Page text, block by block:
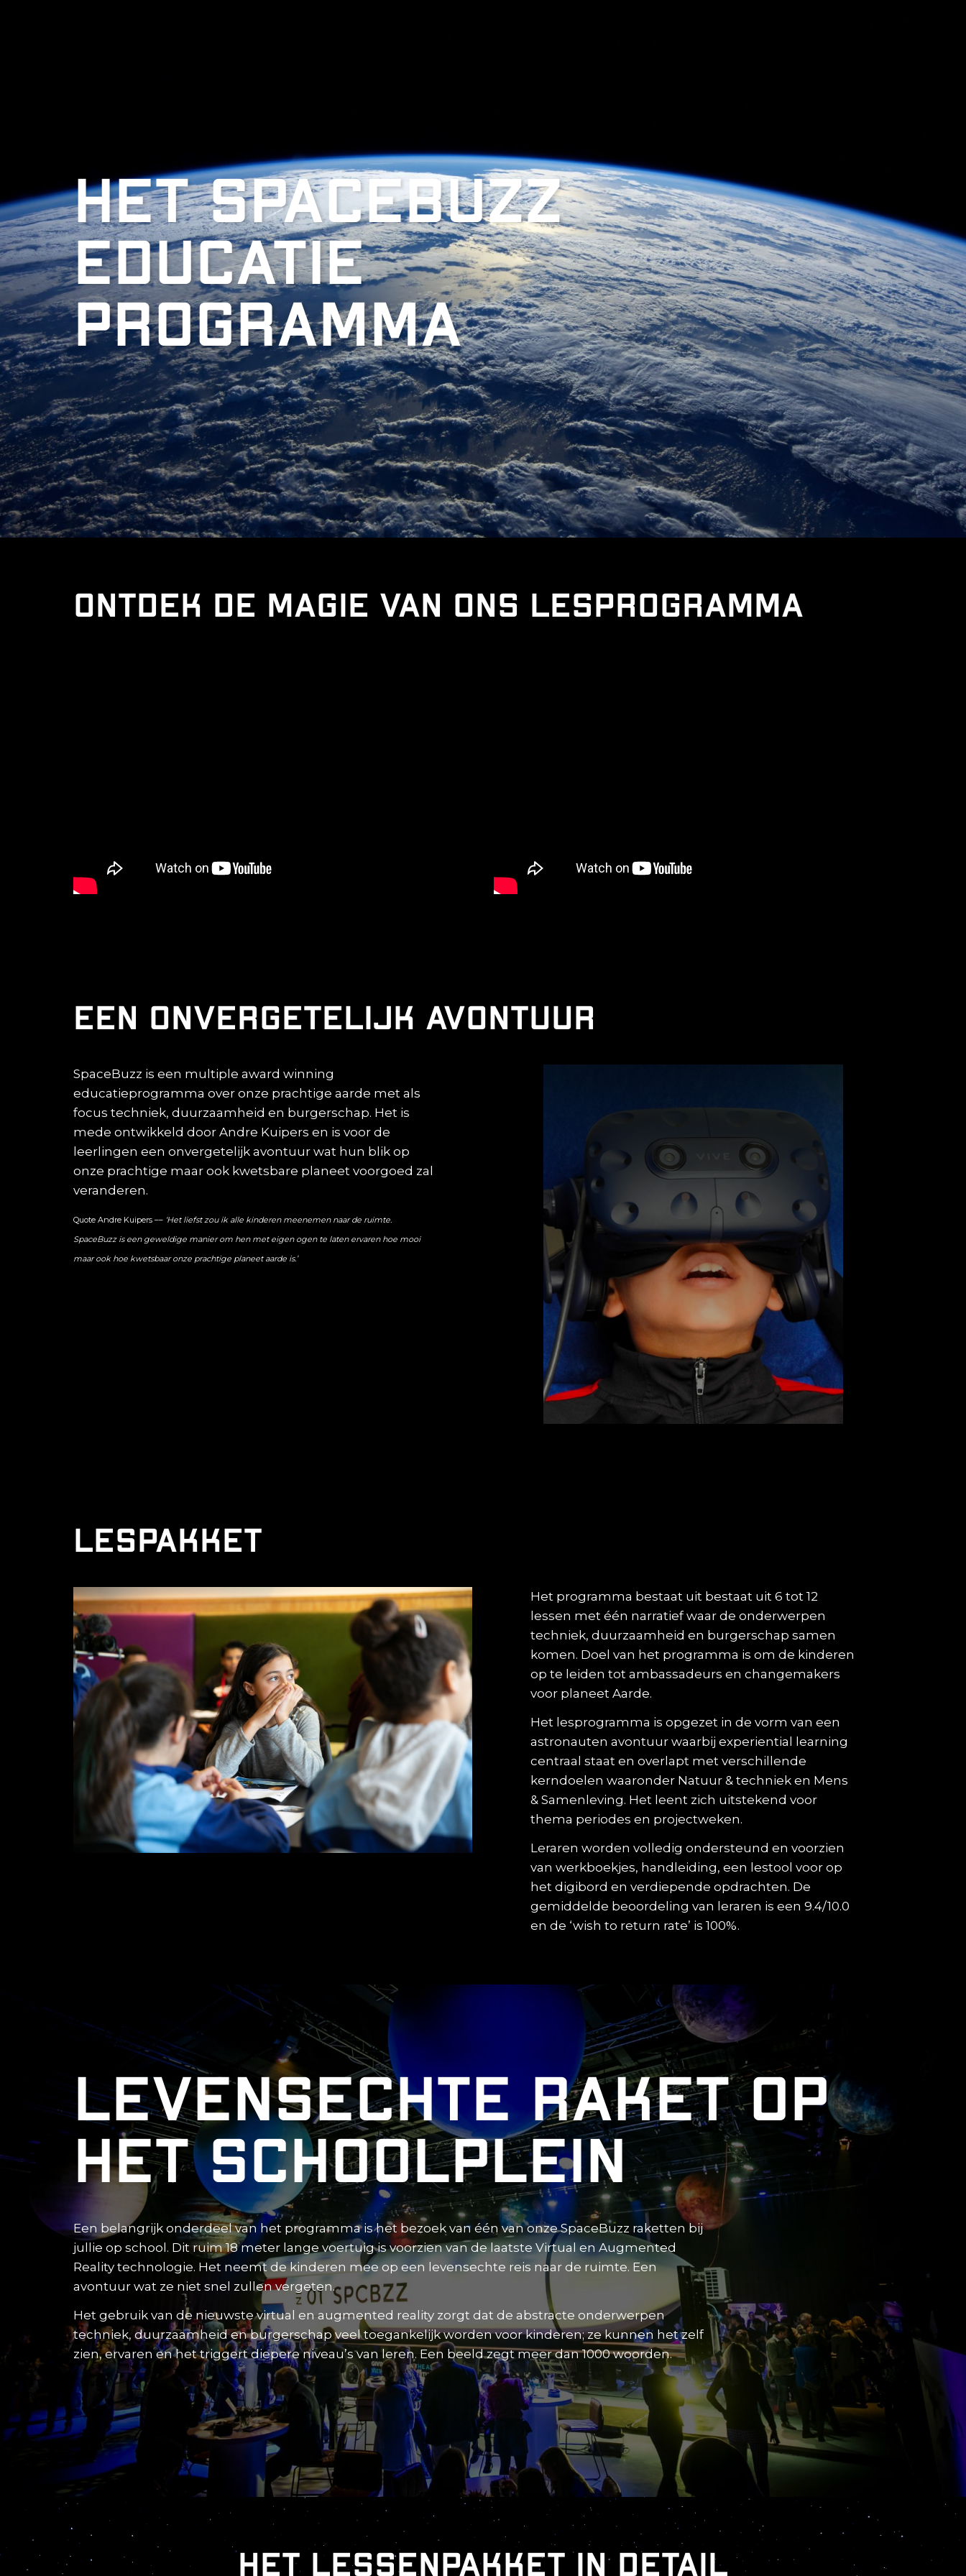
Het Spacebuzz
Educatie
programma
Ontdek de magie van ons lesprogramma
Een onvergetelijk avontuur
SpaceBuzz is een multiple award winning
educatieprogramma over onze prachtige aarde met als
focus techniek, duurzaamheid en burgerschap. Het is
mede ontwikkeld door Andre Kuipers en is voor de
leerlingen een onvergetelijk avontuur wat hun blik op
onze prachtige maar ook kwetsbare planeet voorgoed zal
veranderen.
Quote Andre Kuipers –– ‘Het liefst zou ik alle kinderen meenemen naar de ruimte.
SpaceBuzz is een geweldige manier om hen met eigen ogen te laten ervaren hoe mooi
maar ook hoe kwetsbaar onze prachtige planeet aarde is.’
Lespakket
Het programma bestaat uit bestaat uit 6 tot 12
lessen met één narratief waar de onderwerpen
techniek, duurzaamheid en burgerschap samen
komen. Doel van het programma is om de kinderen
op te leiden tot ambassadeurs en changemakers
voor planeet Aarde.
Het lesprogramma is opgezet in de vorm van een
astronauten avontuur waarbij experiential learning
centraal staat en overlapt met verschillende
kerndoelen waaronder Natuur & techniek en Mens
& Samenleving. Het leent zich uitstekend voor
thema periodes en projectweken.
Leraren worden volledig ondersteund en voorzien
van werkboekjes, handleiding, een lestool voor op
het digibord en verdiepende opdrachten. De
gemiddelde beoordeling van leraren is een 9.4/10.0
en de ‘wish to return rate’ is 100%.
Levensechte raket op
het schoolplein
Een belangrijk onderdeel van het programma is het bezoek van één van onze SpaceBuzz raketten bij
jullie op school. Dit ruim 18 meter lange voertuig is voorzien van de laatste Virtual en Augmented
Reality technologie. Het neemt de kinderen mee op een levensechte reis naar de ruimte. Een
avontuur wat ze niet snel zullen vergeten.
Het gebruik van de nieuwste virtual en augmented reality zorgt dat de abstracte onderwerpen
techniek, duurzaamheid en burgerschap veel toegankelijk worden voor kinderen; ze kunnen het zelf
zien, ervaren en het triggert diepere niveau’s van leren. Een beeld zegt meer dan 1000 woorden.
Het lessenpakket in detail